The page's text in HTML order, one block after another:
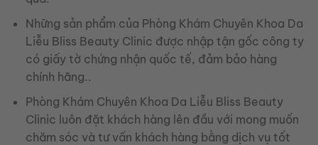
Những sản phẩm của Phòng Khám Chuyên Khoa Da
Liễu Bliss Beauty Clinic được nhập tận gốc công ty
có giấy tờ chứng nhận quốc tế, đảm bảo hàng
chính hãng..
Phòng Khám Chuyên Khoa Da Liễu Bliss Beauty
Clinic luôn đặt khách hàng lên đầu với mong muốn
chăm sóc và tư vấn khách hàng bằng dịch vụ tốt